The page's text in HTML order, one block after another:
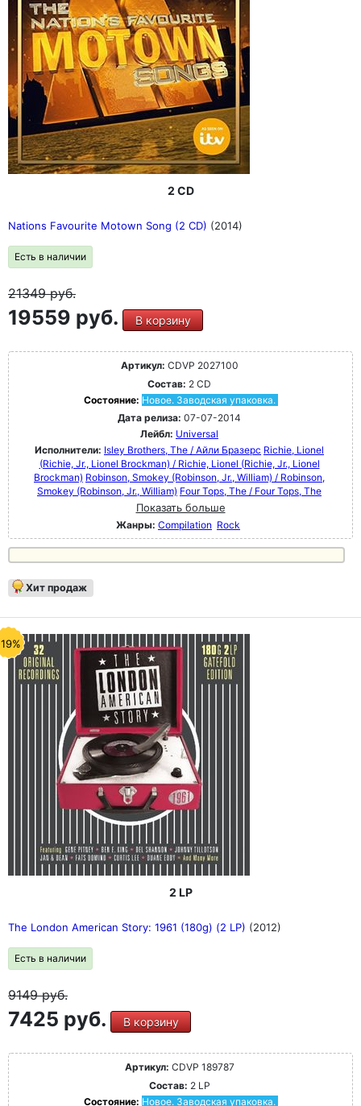
2 CD
Nations Favourite Motown Song (2 CD) (2014)
Есть в наличии
21349руб.
19559 руб. В корзину
Артикул: CDVP 2027100
Состав: 2 CD
Состояние: Новое. Заводская упаковка.
Дата релиза: 07-07-2014
Лейбл: Universal
Исполнители: Isley Brothers, The / Айли Бразерс Richie, Lionel
(Richie, Jr., Lionel Brockman) / Richie, Lionel (Richie, Jr., Lionel
Brockman) Robinson, Smokey (Robinson, Jr., William) / Robinson,
Smokey (Robinson, Jr., William) Four Tops, The / Four Tops, The
Показать больше
Жанры: Compilation Rock
Хит продаж
2 LP
The London American Story: 1961 (180g) (2 LP) (2012)
Есть в наличии
9149руб.
7425 руб. В корзину
Артикул: CDVP 189787
Состав: 2 LP
Состояние: Новое. Заводская упаковка.